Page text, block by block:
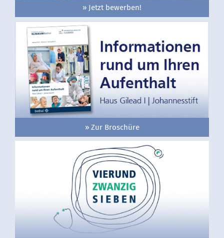
» Jetzt bewerben!
» Zur Broschüre